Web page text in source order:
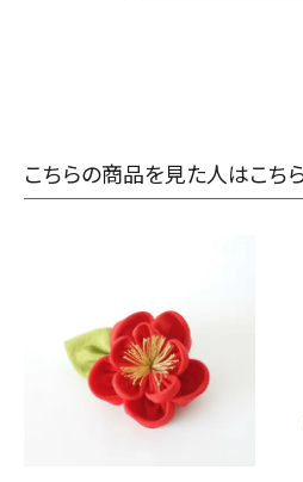
こちらの商品を見た人はこち